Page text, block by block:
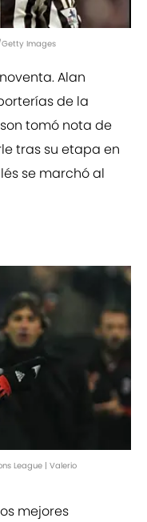
Getty Images
Alan
de la
tomó nota de
tras su etapa en
se marchó al
League | Valerio
mejores